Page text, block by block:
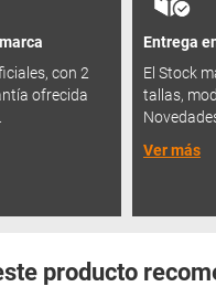
con 2
ofrecida
Entrega
El Stock
tallas,
Ver más
producto